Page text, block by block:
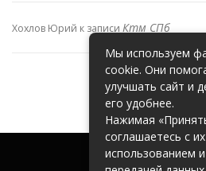
Хохлов Юрий к записи Ктм СПб
Мы используем
cookie. Они
улучшать сайт и
его удобнее.
Нажимая
соглашаетесь с их
использованием и